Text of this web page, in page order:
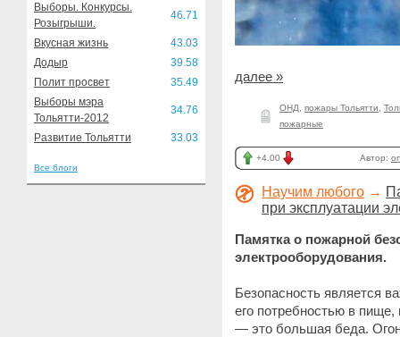
Выборы. Конкурсы.
Розыгрыши.
46.71
Вкусная жизнь
43.03
Додыр
39.58
Полит просвет
35.49
Выборы мэра
Тольятти-2012
34.76
Развитие Тольятти 33.03
Все блоги
далее »
ОНД пожары Тольятти
пожарные
+4.00 Автор:
Научим любого →
при эксплуатации
Памятка о пожарной
электрооборудования.
Безопасность является
его потребностью в
— это большая беда.